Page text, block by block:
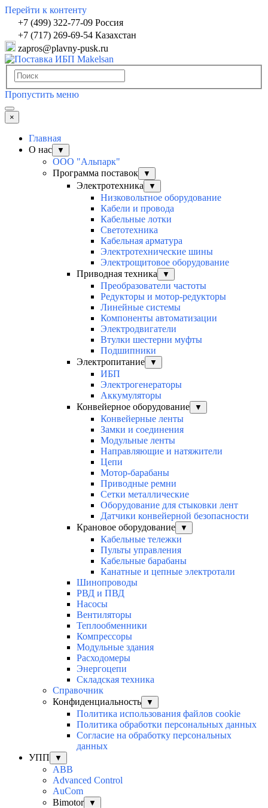
Перейти к контенту
+7 (499) 322-77-09 Россия
+7 (717) 269-69-54 Казахстан
zapros@plavny-pusk.ru
Пропустить меню
×
Главная
О нас
▼
ООО "Альпарк"
Программа поставок
▼
Электротехника ▼
Низковольтное оборудование
Кабели и провода
Кабельные лотки
Светотехника
Кабельная арматура
Электротехнические шины
Электрощитовое оборудование
Приводная техника
▼
Преобразователи частоты
Редукторы и мотор-редукторы
Линейные системы
Компоненты автоматизации
Электродвигатели
Втулки шестерни муфты
Подшипники
Электропитание
▼
ИБП
Электрогенераторы
Аккумуляторы
Конвейерное оборудование
▼
Конвейерные ленты
Замки и соединения
Модульные ленты
Направляющие и натяжители
Цепи
Мотор-барабаны
Приводные ремни
Сетки металлические
Оборудование для стыковки лент
Датчики конвейерной безопасности
Крановое оборудование
▼
Кабельные тележки
Пульты управления
Кабельные барабаны
Канатные и цепные электротали
Шинопроводы
РВД и ПВД
Насосы
Вентиляторы
Теплообменники
Компрессоры
Модульные здания
Расходомеры
Энергоцепи
Складская техника
Справочник
Конфиденциальность
▼
Политика использования файлов cookie
Политика обработки персональных данных
Согласие на обработку персональных
данных
УПП
▼
ABB
Advanced Control
AuСom
Bimotor
▼